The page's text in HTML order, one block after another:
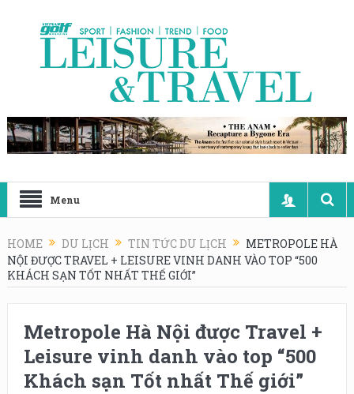
Menu
HOME DU LỊCH TIN TỨC DU LỊCH
METROPOLE HÀ
NỘI ĐƯỢC TRAVEL + LEISURE VINH DANH VÀO TOP “500
KHÁCH SẠN TỐT NHẤT THẾ GIỚI”
Metropole Hà Nội được Travel +
Leisure vinh danh vào top “500
Khách sạn Tốt nhất Thế giới”